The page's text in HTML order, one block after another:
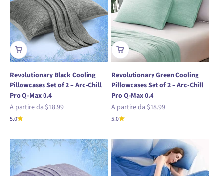
Revolutionary Black Cooling
Pillowcases Set of 2 – Arc-Chill
Pro Q-Max 0.4
Prezzo scontato
A partire da $18.99
5.0
Revolutionary Green Cooling
Pillowcases Set of 2 – Arc-Chill
Pro Q-Max 0.4
Prezzo scontato
A partire da $18.99
5.0